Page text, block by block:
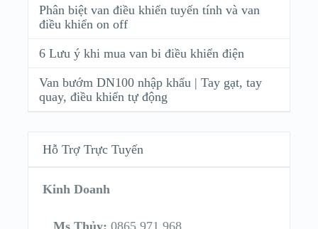
Phân biệt van điều khiển tuyến tính và van
điều khiển on off
6 Lưu ý khi mua van bi điều khiển điện
Van bướm DN100 nhập khẩu | Tay gạt, tay
quay, điều khiển tự động
Hỗ Trợ Trực Tuyến
Kinh Doanh
Ms Thủy: 0865 971 968